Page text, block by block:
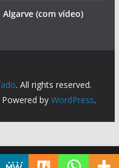
(com vídeo)
. All rights reserved.
by WordPress.
Diga ao Google que o Algarve Marafado é uma das suas fontes de informação preferidas